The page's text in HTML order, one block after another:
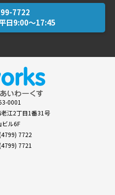
日9:00～17:45
0001
江2丁目1番31号
ビル6F
7722
7721